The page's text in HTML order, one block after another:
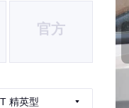
官方
精英型